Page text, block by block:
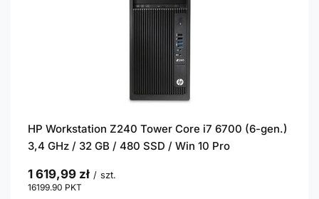
HP Workstation Z240 Tower Core i7 6700 (6-gen.)
3,4 GHz / 32 GB / 480 SSD / Win 10 Pro
1 619,99 zł / szt.
16199.90 PKT